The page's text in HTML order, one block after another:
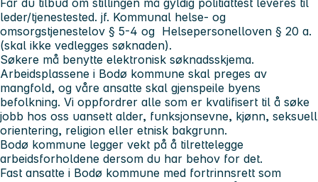
leder/tjenestested. jf. Kommunal helse- og
omsorgstjenestelov § 5-4 og Helsepersonelloven § 20 a.
(skal ikke vedlegges søknaden).
Søkere må benytte elektronisk søknadsskjema.
Arbeidsplassene i Bodø kommune skal preges av
mangfold, og våre ansatte skal gjenspeile byens
befolkning. Vi oppfordrer alle som er kvalifisert til å søke
jobb hos oss uansett alder, funksjonsevne, kjønn, seksuell
orientering, religion eller etnisk bakgrunn.
Bodø kommune legger vekt på å tilrettelegge
arbeidsforholdene dersom du har behov for det.
Fast ansatte i Bodø kommune med fortrinnsrett som